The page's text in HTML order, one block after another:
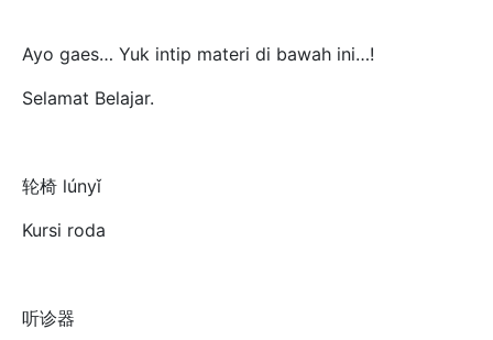
Ayo gaes… Yuk intip materi di bawah ini…!
Selamat Belajar.
轮椅 lúnyǐ
Kursi roda
听诊器